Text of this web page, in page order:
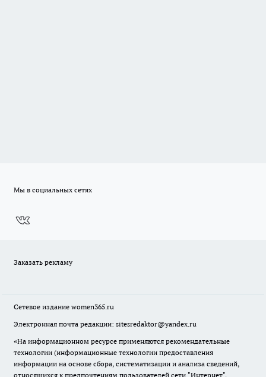
Мы в социальных сетях
Заказать рекламу
Сетевое издание women365.ru
Электронная почта редакции: sitesredaktor@yandex.ru
«На информационном ресурсе применяются рекомендательные
технологии (информационные технологии предоставления
информации на основе сбора, систематизации и анализа сведений,
относящихся к предпочтениям пользователей сети "Интернет",